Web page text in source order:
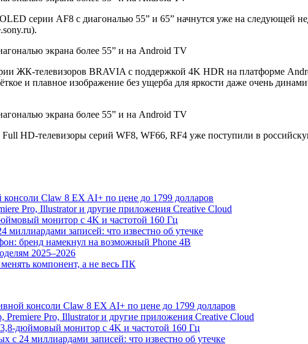
серии AF8 с диагональю 55” и 65” начнутся уже на следующей
ЖК-телевизоров BRAVIA с поддержкой 4K HDR на платформе
и плавное изображение без ущерба для яркости даже очень
HD-телевизоры серий WF8, WF66, RF4 уже поступили в
Claw 8 EX AI+ по цене до 1799 долларов
Pro, Illustrator и другие приложения Creative Cloud
монитор с 4K и частотой 160 Гц
миллиардами записей: что известно об утечке
бренд намекнул на возможный Phone 4B
2025–2026
компонент, а не весь ПК
консоли Claw 8 EX AI+ по цене до 1799 долларов
Premiere Pro, Illustrator и другие приложения Creative Cloud
дюймовый монитор с 4K и частотой 160 Гц
с 24 миллиардами записей: что известно об утечке